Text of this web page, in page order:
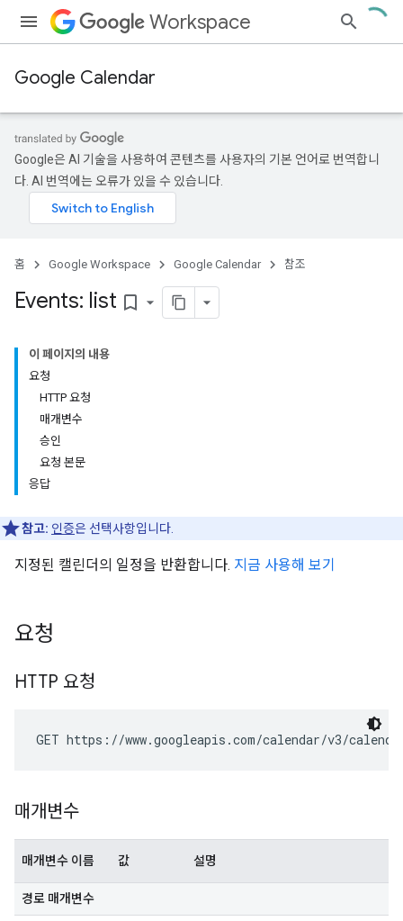
Workspace
Google Calendar
Google은 AI 기술을 사용하여 콘텐츠를 사용자의 기본 언어로 번역합니
다. AI 번역에는 오류가 있을 수 있습니다.
홈 Google Workspace Google Calendar 참조
Events: list bookmark_border
이 페이지의 내용
요청
HTTP 요청
매개변수
승인
요청 본문
응답
참고: 인증은 선택사항입니다.
지정된 캘린더의 일정을 반환합니다. 지금 사용해 보기
요청
HTTP 요청
GET https://www.googleapis.com/calendar/v3/
매개변수
매개변수 이름 값 설명
경로 매개변수